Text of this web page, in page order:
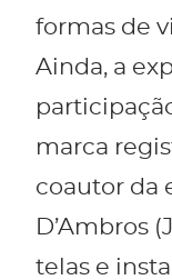
formas de
Ainda, a
marca
coautor da
D’Ambros
telas e